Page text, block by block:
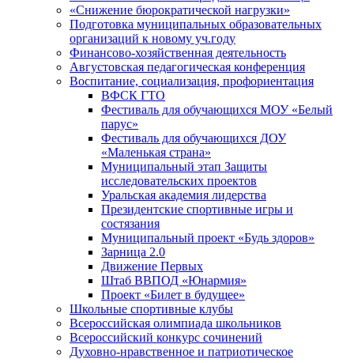
«Снижение бюрократической нагрузки»
Подготовка муниципальных образовательных
организаций к новому уч.году
Финансово-хозяйственная деятельность
Августовская педагогическая конференция
Воспитание, социализация, профориентация
ВФСК ГТО
Фестиваль для обучающихся МОУ «Белый
парус»
Фестиваль для обучающихся ДОУ
«Маленькая страна»
Муниципальный этап Защиты
исследовательских проектов
Уральская академия лидерства
Президентские спортивные игры и
состязания
Муниципальный проект «Будь здоров»
Зарница 2.0
Движение Первых
Штаб ВВПОД «Юнармия»
Проект «Билет в будущее»
Школьные спортивные клубы
Всероссийская олимпиада школьников
Всероссийский конкурс сочинений
Духовно-нравственное и патриотическое